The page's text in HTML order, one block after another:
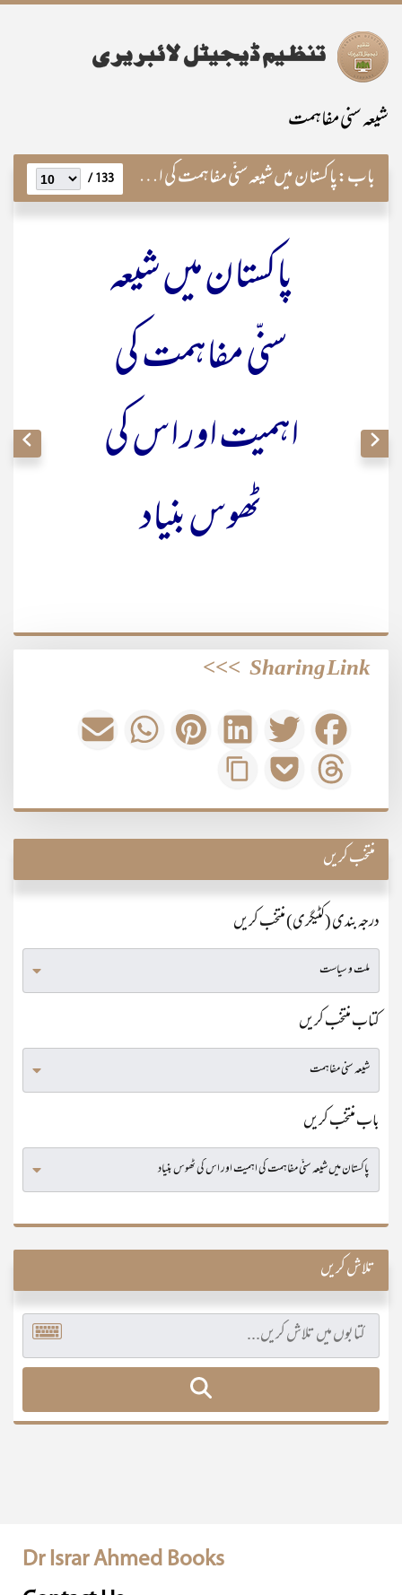
شیعہ سنی مفاہمت
باب:پاکستان میں شیعہ سنّی مفاہمت کی اہمیت اور اس کی ٹھوس بنیاد 133 /
پاکستان میں شیعہ
سنّی مفاہمت کی
اہمیت اور اس کی
ٹھوس بنیاد
Sharing Link
>>>
منتخب کریں
درجہ بندی (کٹیگری) منتخب کریں
کتاب منتخب کریں
باب منتخب کریں
تلاش کریں
Dr Israr Ahmed Books